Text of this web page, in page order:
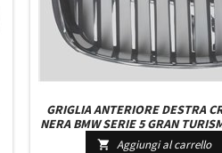
GRIGLIA ANTERIORE DESTRA
NERA BMW SERIE 5 GRAN
TURISMO DAL 2010 IN
 Aggiungi al carrello